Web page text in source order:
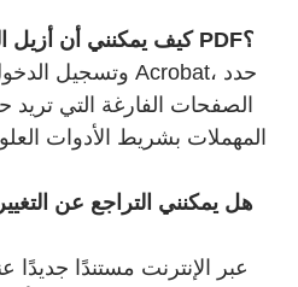
كيف يمكنني أن أزيل الصفحات الفارغة من ملفات PDF؟
الصفحات الفارغة التي
المهملات بشريط الأدوات
هل يمكنني التراجع عن